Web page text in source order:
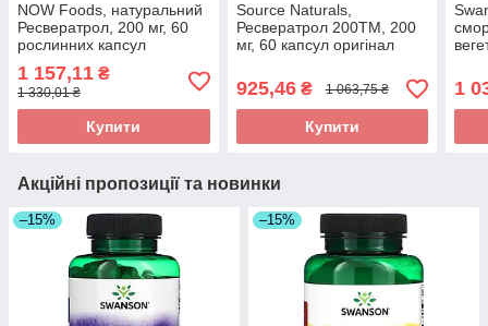
NOW Foods, натуральний
Ресвератрол, 200 мг, 60
рослинних капсул
оригінал
1 157,11 ₴
1 330,01 ₴
Купити
Source Naturals,
Ресвератрол 200TM, 200
мг, 60 капсул оригінал
925,46₴ 1 063,75 ₴
Купити
1
Акційні пропозиції та новинки
–15% –15%